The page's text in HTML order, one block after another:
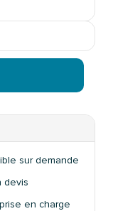
sur demande
devis
en charge